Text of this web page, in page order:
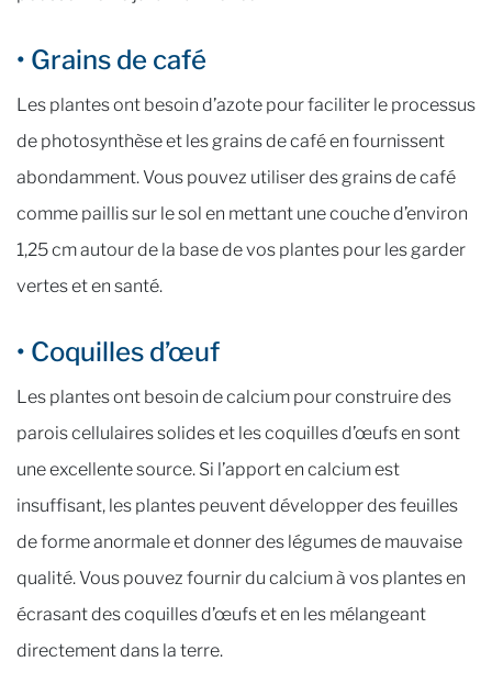
• Grains de café
Les plantes ont besoin d’azote pour faciliter le processus
de photosynthèse et les grains de café en fournissent
abondamment. Vous pouvez utiliser des grains de café
comme paillis sur le sol en mettant une couche d’environ
1,25 cm autour de la base de vos plantes pour les garder
vertes et en santé.
• Coquilles d’œuf
Les plantes ont besoin de calcium pour construire des
parois cellulaires solides et les coquilles d’œufs en sont
une excellente source. Si l’apport en calcium est
insuffisant, les plantes peuvent développer des feuilles
de forme anormale et donner des légumes de mauvaise
qualité. Vous pouvez fournir du calcium à vos plantes en
écrasant des coquilles d’œufs et en les mélangeant
directement dans la terre.